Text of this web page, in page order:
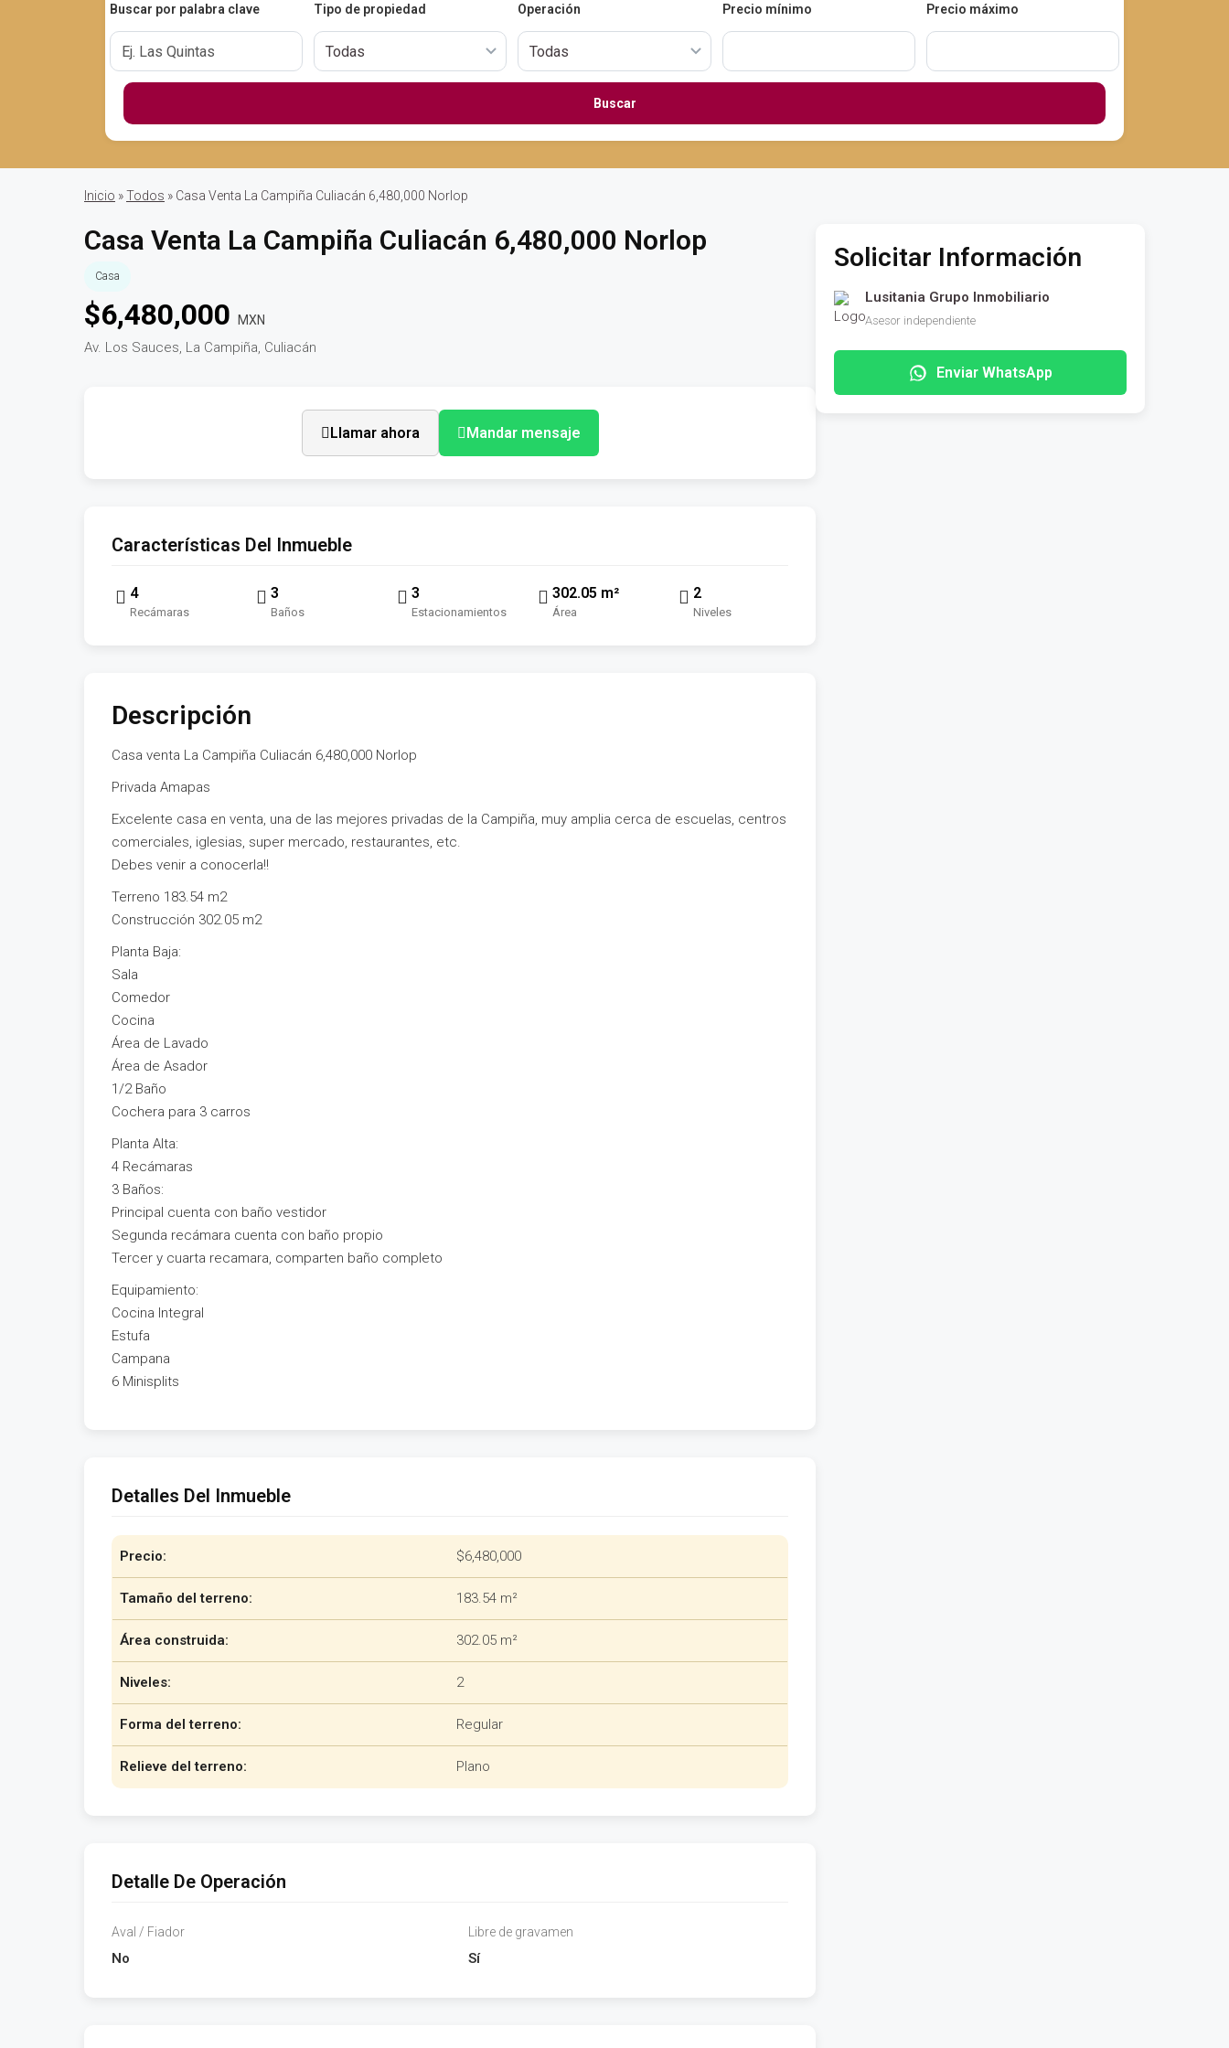
Buscar por palabra clave Tipo de propiedad Operación Precio mínimo Precio máximo
Buscar
Inicio »Todos » Casa Venta La Campiña Culiacán 6,480,000 Norlop
Casa Venta La Campiña Culiacán 6,480,000 Norlop
Casa
$6,480,000 MXN
Av. Los Sauces, La Campiña, Culiacán
Llamar ahora Mandar mensaje
Características Del Inmueble
4
Recámaras
3
Baños
3
Estacionamientos
302.05 m²
Área
2
Niveles
Descripción
Casa venta La Campiña Culiacán 6,480,000 Norlop
Privada Amapas
Excelente casa en venta, una de las mejores privadas de la Campiña, muy amplia cerca de escuelas, centros
comerciales, iglesias, super mercado, restaurantes, etc.
Debes venir a conocerla!!
Terreno 183.54 m2
Construcción 302.05 m2
Planta Baja:
Sala
Comedor
Cocina
Área de Lavado
Área de Asador
1/2 Baño
Cochera para 3 carros
Planta Alta:
4 Recámaras
3 Baños:
Principal cuenta con baño vestidor
Segunda recámara cuenta con baño propio
Tercer y cuarta recamara, comparten baño completo
Equipamiento:
Cocina Integral
Estufa
Campana
6 Minisplits
Detalles Del Inmueble
Precio: $6,480,000
Tamaño del terreno: 183.54 m²
Área construida: 302.05 m²
Niveles: 2
Forma del terreno: Regular
Relieve del terreno: Plano
Detalle De Operación
Aval / Fiador
No
Libre de gravamen
Sí
Solicitar Información
Lusitania Grupo Inmobiliario
Asesor independiente
Enviar WhatsApp